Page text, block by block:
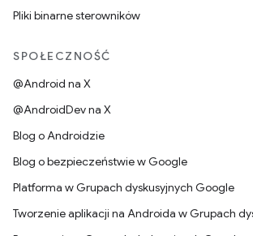
Pliki binarne sterowników
SPOŁECZNOŚĆ
@Android na X
@AndroidDev na X
Blog o Androidzie
Blog o bezpieczeństwie w Google
Platforma w Grupach dyskusyjnych Google
Tworzenie aplikacji na Androida w Grupach